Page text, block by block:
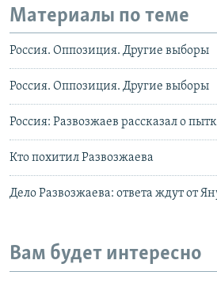
Материалы по теме
Россия. Оппозиция. Другие выборы
Россия. Оппозиция. Другие выборы
Россия: Развозжаев рассказал о
Кто похитил Развозжаева
Дело Развозжаева: ответа ждут от
Вам будет интересно